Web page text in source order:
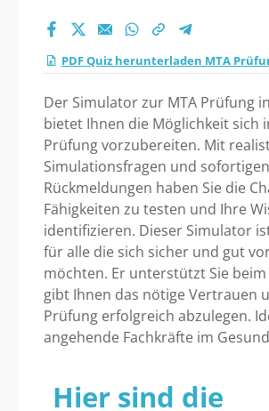
PDF Quiz herunterladen MTA
Der Simulator zur MTA Prüfung
bietet Ihnen die Möglichkeit sich
Prüfung vorzubereiten. Mit
Simulationsfragen und sofortigen
Rückmeldungen haben Sie die
Fähigkeiten zu testen und Ihre
identifizieren. Dieser Simulator
für alle die sich sicher und gut
möchten. Er unterstützt Sie
gibt Ihnen das nötige Vertrauen
Prüfung erfolgreich abzulegen.
angehende Fachkräfte im
Hier sind die